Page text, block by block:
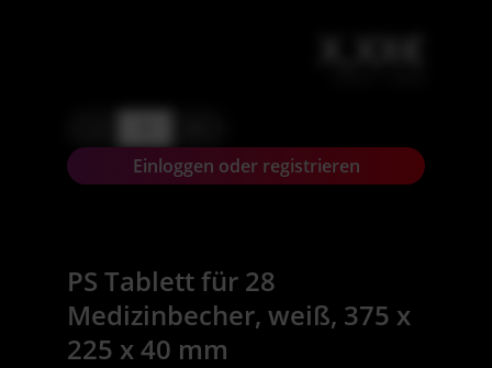
X,XX€
Einloggen oder registrieren
PS Tablett für 28
Medizinbecher, weiß, 375 x
225 x 40 mm